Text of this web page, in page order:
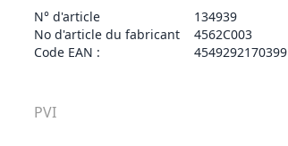
N° d'article
134939
No d'article du fabricant
4562C003
Code EAN :
4549292170399
PVI